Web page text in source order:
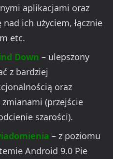
aplikacjami oraz
ich użyciem, łącznie
etc.
Down – ulepszony
z bardziej
oraz
(przejście
szarości).
– z poziomu
Android 9.0 Pie